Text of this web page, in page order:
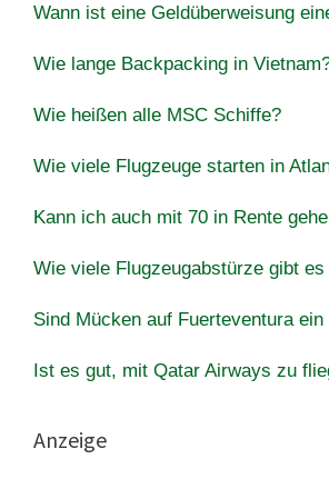
Wann ist eine Geldüberweisung
Wie lange Backpacking in
Wie heißen alle MSC Schiffe?
Wie viele Flugzeuge starten in
Kann ich auch mit 70 in Rente
Wie viele Flugzeugabstürze gibt es
Sind Mücken auf Fuerteventura ein
Ist es gut, mit Qatar Airways zu
Anzeige